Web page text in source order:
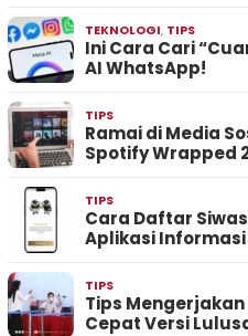
TEKNOLOGI, TIPS
Ini Cara Cari
AI WhatsApp!
TIPS
Ramai di Media
Spotify Wrapped
TIPS
Cara Daftar
Aplikasi
TIPS
Tips Mengerjakan
Cepat Versi